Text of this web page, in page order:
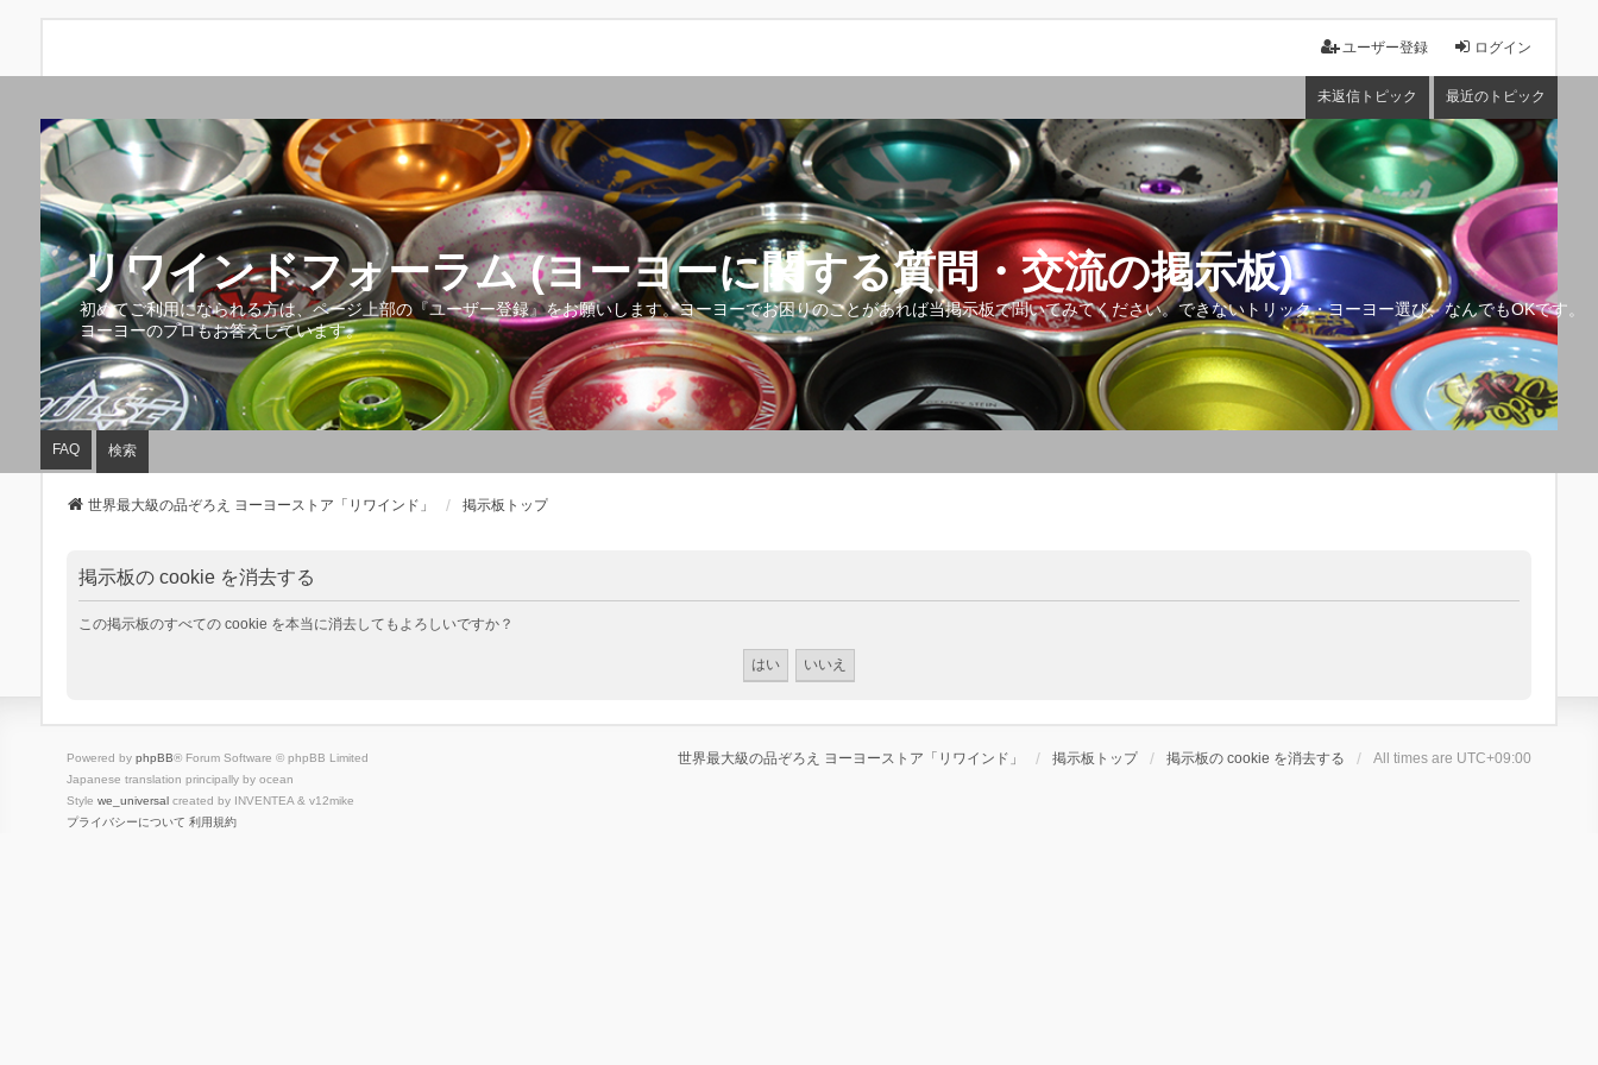
ログイン
ユーザー登録
未返信トピック 最近のトピック
リワインドフォーラム (ヨーヨーに関する質問・交流の掲示板)
初めてご利用になられる方は、ページ上部の『ユーザー登録』をお願いします。ヨーヨーでお困りのことがあれば当掲示板で聞いてみてください。できないトリック・ヨーヨー選び、なんでもOKです。
ヨーヨーのプロもお答えしています。
FAQ 検索
世界最大級の品ぞろえ ヨーヨーストア「リワインド」 掲示板トップ
掲示板の cookie を消去する
この掲示板のすべての cookie を本当に消去してもよろしいですか？
世界最大級の品ぞろえ ヨーヨーストア「リワインド」 掲示板トップ 掲示板の cookie を消去する All times are UTC+09:00
Powered by phpBB® Forum Software © phpBB Limited
Japanese translation principally by ocean
Style we_universalcreated by INVENTEA & v12mike
プライバシーについて 利用規約